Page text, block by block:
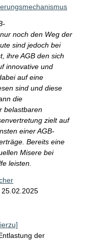
noch den Weg der
sind jedoch bei
ihre AGB den sich
innovative und
auf eine
sind und diese
die
belastbaren
zielt auf
einer AGB-
Bereits eine
Misere bei
leisten.
25.02.2025
der